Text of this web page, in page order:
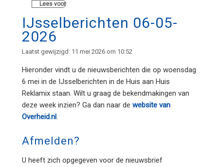
Lees voor
IJsselberichten 06-05-
2026
Laatst gewijzigd: 11 mei 2026 om 10:52
Hieronder vindt u de nieuwsberichten die op woensdag
6 mei in de IJsselberichten in de Huis aan Huis
Reklamix staan. Wilt u graag de bekendmakingen van
deze week inzien? Ga dan naar de website van
Overheid.nl.
Afmelden?
U heeft zich opgegeven voor de nieuwsbrief